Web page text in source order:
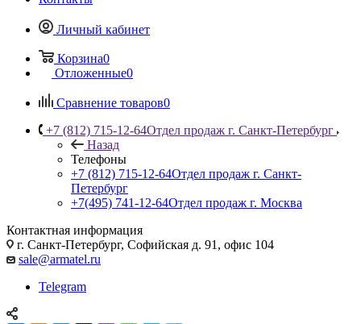
Личный кабинет
Корзина0
Отложенные0
Сравнение товаров0
+7 (812) 715-12-64Отдел продаж г. Санкт-Петербург
Назад
Телефоны
+7 (812) 715-12-64Отдел продаж г. Санкт-
Петербург
+7(495) 741-12-64Отдел продаж г. Москва
Контактная информация
г. Санкт-Петербург, Софийская д. 91, офис 104
sale@armatel.ru
Telegram